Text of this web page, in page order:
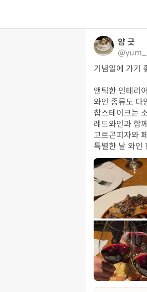
얌 긋
기념일에 가기
앤틱한 인테리
와인 종류도 다
찹스테이크는
레드와인과 함
고르곤피자와
특별한 날 와인